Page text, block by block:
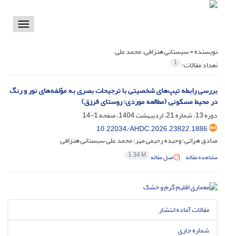
Toggle
نویسنده =سیستانی هنزافی، محمد علی
تعداد مقالات: 1
بررسی رابطه تیپ‌های شخصیتی با ترجیحات بصری به مؤلفه‌های نور و رنگ
در محیط مسکونی (مطالعه موردی: روستای فرزق)
دوره 13، شماره 21، اردیبهشت 1404، صفحه
1-14
10.22034/AHDC.2026.23822.1886
صادق هراتی؛ وحیده رحیمی مهر؛ محمد علی سیستانی هنزافی
مشاهده مقاله اصل مقاله 1.34 M
مقالات آماده انتشار
شماره جاری